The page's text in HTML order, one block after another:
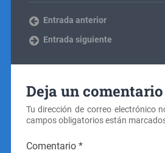
Entrada anterior
Entrada siguiente
Deja un comentario
Tu dirección de correo electrónico
campos obligatorios están
Comentario *